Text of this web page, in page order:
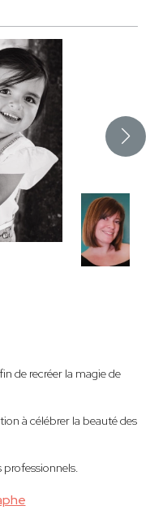
de recréer la magie de
à célébrer la beauté des
professionnels.